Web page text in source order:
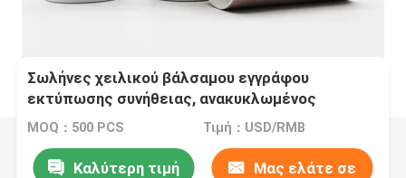
Σωλήνες χειλικού βάλσαμου εγγράφου
εκτύπωσης συνήθειας, ανακυκλωμένος
σωλήνας χαρτονιού CMYK χρώμα
MOQ：500 PCS Τιμή：USD/RMB
Καλύτερη τιμή Μας ελάτε σε